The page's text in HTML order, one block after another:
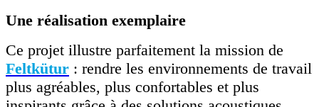
Une réalisation exemplaire
Ce projet illustre parfaitement la mission de
Feltkütur : rendre les environnements de travail
plus agréables, plus confortables et plus